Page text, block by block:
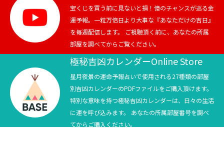
スポーツ
競馬
テニス四大大会・五輪
テニス四大大会・五輪
宝くじを買う前に見ないと損！億のチャンスが巡る金
運予報。一粒万倍日より大事な『あなただけの吉日』
を毎週配信します。 ご視聴頂く前に、あなたの所属
部屋を調べてからご覧ください。
極秘吉凶カレンダーOnline Store
星月夜景の運命予報占いで使用される27種類の部屋
別吉凶カレンダーのPDFファイルをご購入頂けます。
特別な意味を持つ極秘吉凶カレンダーは、日々の生活
に運を呼び込みます。 あなたの所属部屋番号を調べ
てからご購入ください。